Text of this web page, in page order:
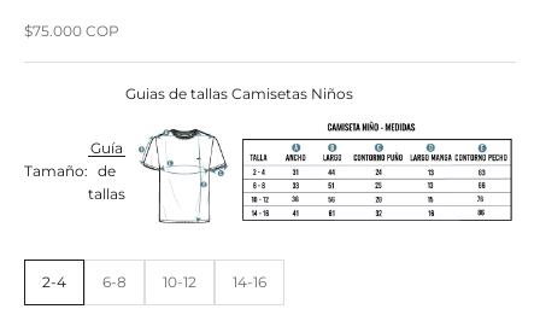
Precio de oferta
$75.000 COP
Tamaño:
Guía
de
tallas
Guias de tallas Camisetas Niños
2-4 6-8 10-12 14-16